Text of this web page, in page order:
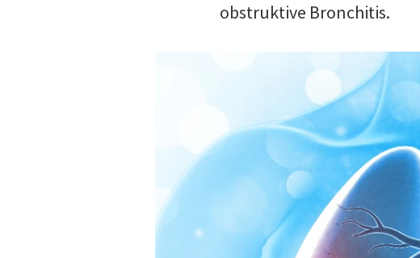
obstruktive Bronchitis.